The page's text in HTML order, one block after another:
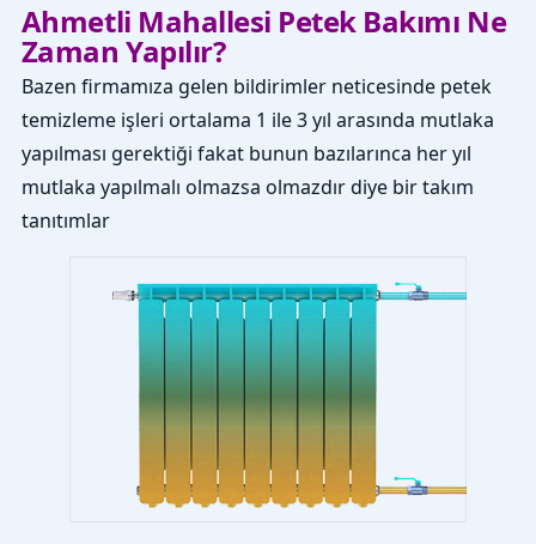
Ahmetli Mahallesi Petek Bakımı Ne
Zaman Yapılır?
Bazen firmamıza gelen bildirimler neticesinde petek
temizleme işleri ortalama 1 ile 3 yıl arasında mutlaka
yapılması gerektiği fakat bunun bazılarınca her yıl
mutlaka yapılmalı olmazsa olmazdır diye bir takım
tanıtımlar